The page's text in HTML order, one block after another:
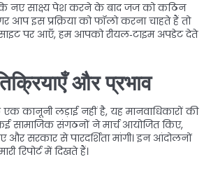
नए साक्ष्य पेश करने के बाद जज को कठिन
आप इस प्रक्रिया को फॉलो करना चाहते हैं तो
पर आएँ, हम आपको रीयल‑टाइम अपडेट देते
और प्रभाव
एक कानूनी लड़ाई नहीं है, यह मानवाधिकारों की
सामाजिक संगठनों ने मार्च आयोजित किए,
सरकार से पारदर्शिता मांगी। इन आंदोलनों
रिपोर्ट में दिखते हैं।